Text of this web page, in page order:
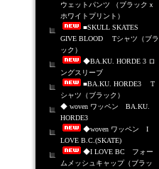
ウェットパンツ （ブラックｘ
ホワイトプリント）
■SKULL SKATES
GIVE BLOOD Tシャツ（ブラ
ック）
◆BA.KU. HORDE 3 ロ
ングスリーブ
■BA.KU. HORDE3 T
シャツ（ブラック）
◆ woven ワッペン BA.KU.
HORDE3
◆woven ワッペン I
LOVE B.C.(SKATE)
◆I LOVE BC フォー
ムメッシュキャップ（ブラッ